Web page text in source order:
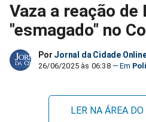
no
Facebook
no
Whatsapp
no
Twitter
Vaza a reação de
"esmagado" no
Por Jornal da Cidade
26/06/2025 às 06:38
LER NA ÁREA